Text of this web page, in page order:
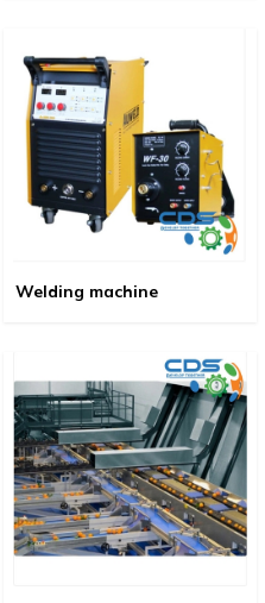
Welding machine